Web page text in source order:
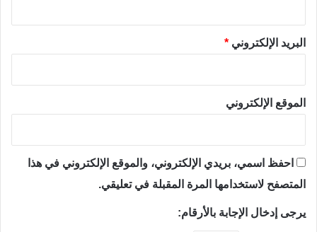
البريد الإلكتروني *
الموقع الإلكتروني
احفظ اسمي، بريدي الإلكتروني، والموقع الإلكتروني في هذا
المتصفح لاستخدامها المرة المقبلة في تعليقي.
يرجى إدخال الإجابة بالأرقام: